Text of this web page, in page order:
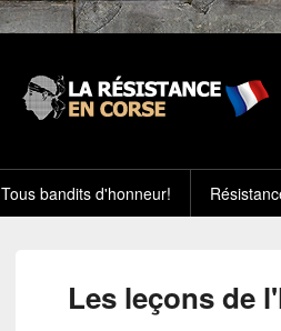
Tous bandits d'honneur!
Les leçons de